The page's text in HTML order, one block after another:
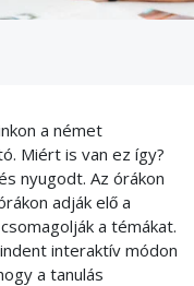
a német
Miért is van ez így?
nyugodt. Az órákon
adják elő a
a témákat.
interaktív módon
a tanulás